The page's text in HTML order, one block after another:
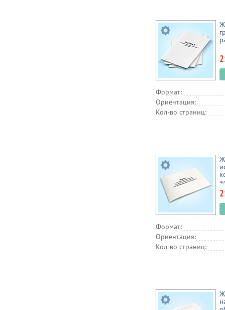
Формат:
Ориентация:
Кол-во страниц:
Формат:
Ориентация:
Кол-во страниц: